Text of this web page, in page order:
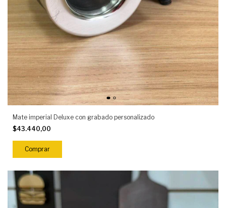
Mate imperial Deluxe con grabado personalizado
$43.440,00
Comprar